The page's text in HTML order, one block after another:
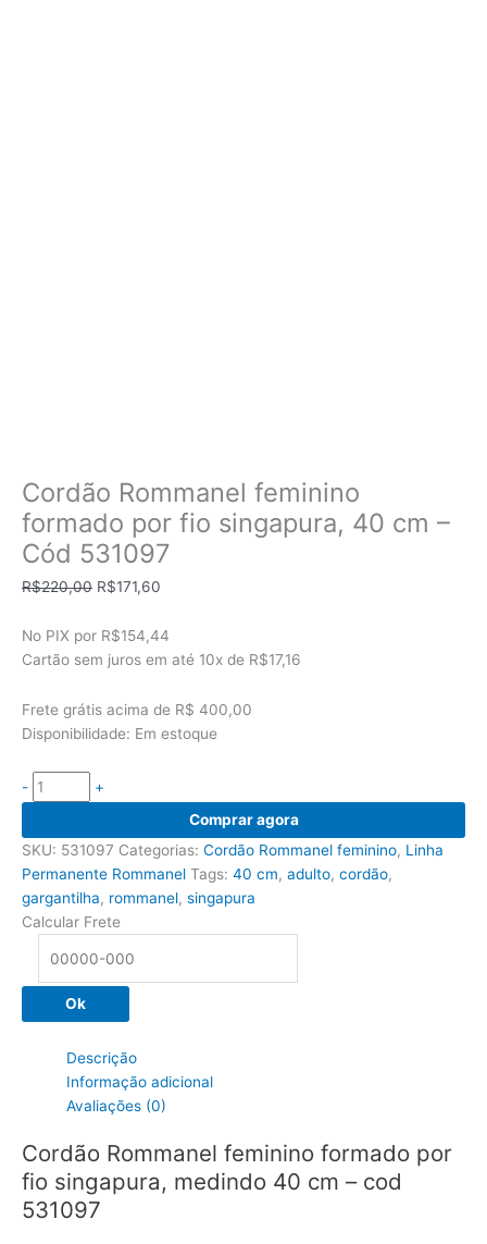
Cordão Rommanel feminino
formado por fio singapura, 40 cm –
Cód 531097
R$220,00 O
original
era:
R$171,60
atual
é:
No PIX por R$154,44
Cartão sem juros em até 10x de R$17,16
Frete grátis acima de R$ 400,00
Disponibilidade: Em estoque
-
Rommanel
feminino
formado
por
fio
singapura,
40
531097
quantidade
+
Comprar agora
SKU: 531097 Categorias: Cordão Rommanel feminino, Linha
Permanente Rommanel Tags: 40 cm, adulto, cordão,
gargantilha, rommanel, singapura
Calcular Frete
Ok
Descrição
Informação adicional
Avaliações (0)
Cordão Rommanel feminino formado por
fio singapura, medindo 40 cm – cod
531097